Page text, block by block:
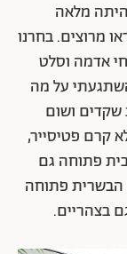
מלאה
מרוצים. בחרנו
אדמה וסלט
על מה
ושום
קרם פטיסייר,
פתוחה גם
הבשרית פתוחה
בצהריים.